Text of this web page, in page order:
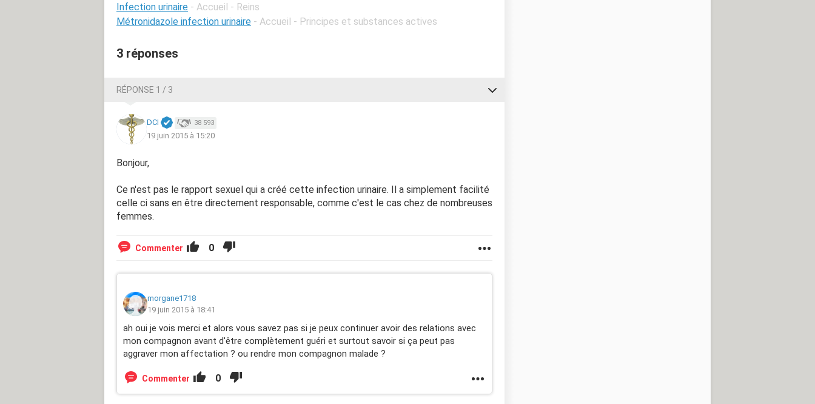
Infection urinaire - Accueil - Reins
Métronidazole infection urinaire - Accueil - Principes et substances actives
3 réponses
RÉPONSE 1 / 3
DCI 38 593
19 juin 2015 à 15:20
Bonjour,
Ce n'est pas le rapport sexuel qui a créé cette infection urinaire. Il a simplement facilité
celle ci sans en être directement responsable, comme c'est le cas chez de nombreuses
femmes.
Commenter 0
morgane1718
19 juin 2015 à 18:41
ah oui je vois merci et alors vous savez pas si je peux continuer avoir des relations avec
mon compagnon avant d'être complètement guéri et surtout savoir si ça peut pas
aggraver mon affectation ? ou rendre mon compagnon malade ?
Commenter 0